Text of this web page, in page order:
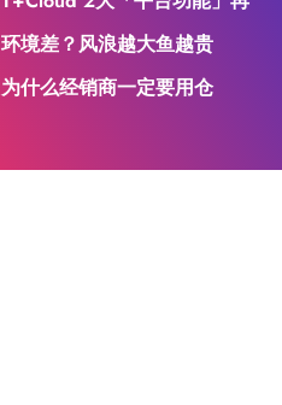
环境差？风浪越大鱼越贵
为什么经销商一定要用仓